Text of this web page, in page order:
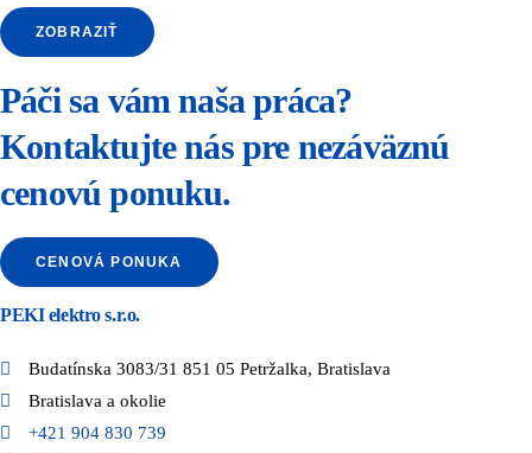
ZOBRAZIŤ
Páči sa vám naša práca?
Kontaktujte nás pre nezáväznú
cenovú ponuku.
CENOVÁ PONUKA
PEKI elektro s.r.o.
Budatínska 3083/31 851 05 Petržalka, Bratislava
Bratislava a okolie
+421 904 830 739